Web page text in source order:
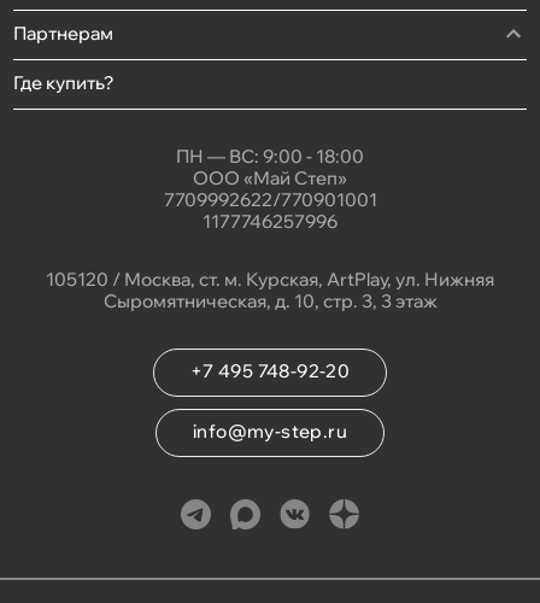
Партнерам
Где купить?
ПН — ВС: 9:00 - 18:00
ООО «Май Степ»
7709992622/770901001
1177746257996
105120 / Москва, ст. м. Курская, ArtPlay, ул. Нижняя
Сыромятническая, д. 10, стр. 3, 3 этаж
+7 495 748-92-20
info@my-step.ru